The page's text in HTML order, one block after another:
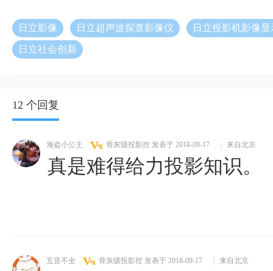
日立影像 日立超声波探查影像仪 日立投影机影像
日立社会创新
12 个回复
海盗小公主 骨灰级投影控 发表于 2018-09-17 来自北京
真是难得给力投影知识。
五音不全 骨灰级投影控 发表于 2018-09-17 来自北京